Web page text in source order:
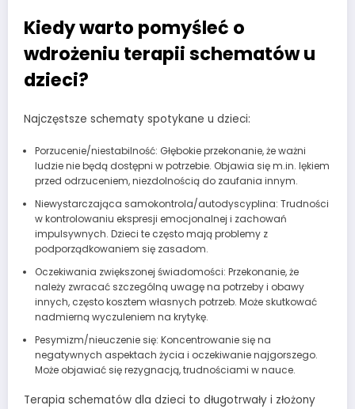
Kiedy warto pomyśleć o
wdrożeniu terapii schematów u
dzieci?
Najczęstsze schematy spotykane u dzieci:
Porzucenie/niestabilność: Głębokie przekonanie, że ważni
ludzie nie będą dostępni w potrzebie. Objawia się m.in. lękiem
przed odrzuceniem, niezdolnością do zaufania innym.
Niewystarczająca samokontrola/autodyscyplina: Trudności
w kontrolowaniu ekspresji emocjonalnej i zachowań
impulsywnych. Dzieci te często mają problemy z
podporządkowaniem się zasadom.
Oczekiwania zwiększonej świadomości: Przekonanie, że
należy zwracać szczególną uwagę na potrzeby i obawy
innych, często kosztem własnych potrzeb. Może skutkować
nadmierną wyczuleniem na krytykę.
Pesymizm/nieuczenie się: Koncentrowanie się na
negatywnych aspektach życia i oczekiwanie najgorszego.
Może objawiać się rezygnacją, trudnościami w nauce.
Terapia schematów dla dzieci to długotrwały i złożony